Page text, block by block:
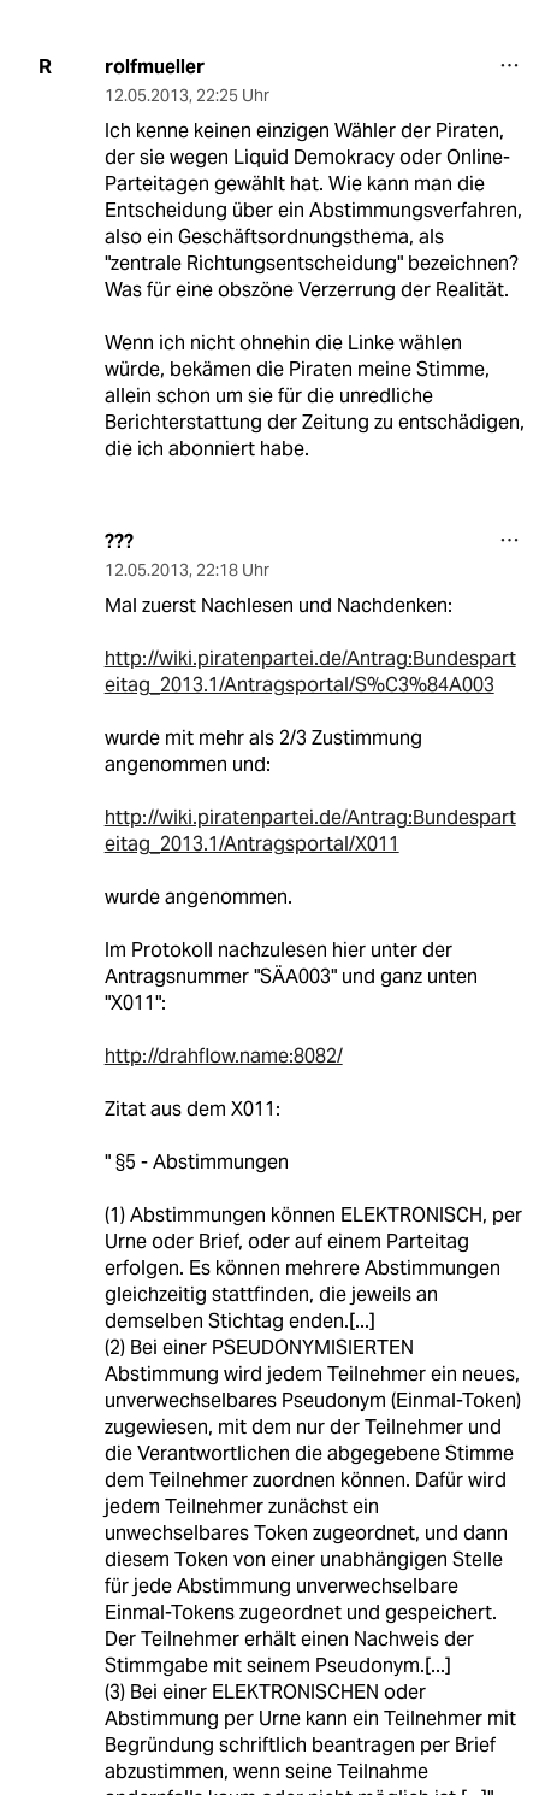
R rolfmueller
12.05.2013, 22:25 Uhr
Ich kenne keinen einzigen Wähler der Piraten,
der sie wegen Liquid Demokracy oder Online-
Parteitagen gewählt hat. Wie kann man die
Entscheidung über ein Abstimmungsverfahren,
also ein Geschäftsordnungsthema, als
"zentrale Richtungsentscheidung" bezeichnen?
Was für eine obszöne Verzerrung der Realität.
Wenn ich nicht ohnehin die Linke wählen
würde, bekämen die Piraten meine Stimme,
allein schon um sie für die unredliche
Berichterstattung der Zeitung zu entschädigen,
die ich abonniert habe.
???
12.05.2013, 22:18 Uhr
Mal zuerst Nachlesen und Nachdenken:
http://wiki.piratenpartei.de/Antrag:Bundespart
eitag_2013.1/Antragsportal/S%C3%84A003
wurde mit mehr als 2/3 Zustimmung
angenommen und:
http://wiki.piratenpartei.de/Antrag:Bundespart
eitag_2013.1/Antragsportal/X011
wurde angenommen.
Im Protokoll nachzulesen hier unter der
Antragsnummer "SÄA003" und ganz unten
"X011":
http://drahflow.name:8082/
Zitat aus dem X011:
" §5 - Abstimmungen
(1) Abstimmungen können ELEKTRONISCH, per
Urne oder Brief, oder auf einem Parteitag
erfolgen. Es können mehrere Abstimmungen
gleichzeitig stattfinden, die jeweils an
demselben Stichtag enden.[...]
(2) Bei einer PSEUDONYMISIERTEN
Abstimmung wird jedem Teilnehmer ein neues,
unverwechselbares Pseudonym (Einmal-Token)
zugewiesen, mit dem nur der Teilnehmer und
die Verantwortlichen die abgegebene Stimme
dem Teilnehmer zuordnen können. Dafür wird
jedem Teilnehmer zunächst ein
unwechselbares Token zugeordnet, und dann
diesem Token von einer unabhängigen Stelle
für jede Abstimmung unverwechselbare
Einmal-Tokens zugeordnet und gespeichert.
Der Teilnehmer erhält einen Nachweis der
Stimmgabe mit seinem Pseudonym.[...]
(3) Bei einer ELEKTRONISCHEN oder
Abstimmung per Urne kann ein Teilnehmer mit
Begründung schriftlich beantragen per Brief
abzustimmen, wenn seine Teilnahme